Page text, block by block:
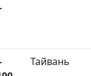
Тайвань